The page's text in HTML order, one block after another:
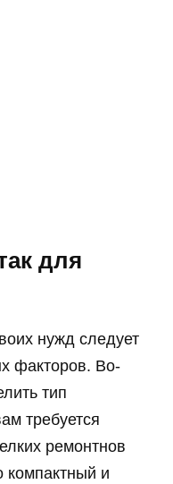
для
нужд следует
факторов. Во-
тип
требуется
ремонтнов
компактный и